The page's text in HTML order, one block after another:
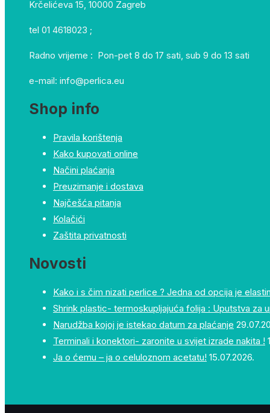
Krčelićeva 15, 10000 Zagreb
tel 01 4618023 ;
Radno vrijeme : Pon-pet 8 do 17 sati, sub 9 do 13 sati
e-mail: info@perlica.eu
Shop info
Pravila korištenja
Kako kupovati online
Načini plaćanja
Preuzimanje i dostava
Najčešća pitanja
Kolačići
Zaštita privatnosti
Novosti
Kako i s čim nizati perlice ? Jedna od opcija je
Shrink plastic- termoskupljajuća folija : Uputstva za
Narudžba kojoj je istekao datum za plaćanje
Terminali i konektori- zaronite u svijet izrade nakita !
Ja o ćemu – ja o celuloznom acetatu! 15.07.2026.